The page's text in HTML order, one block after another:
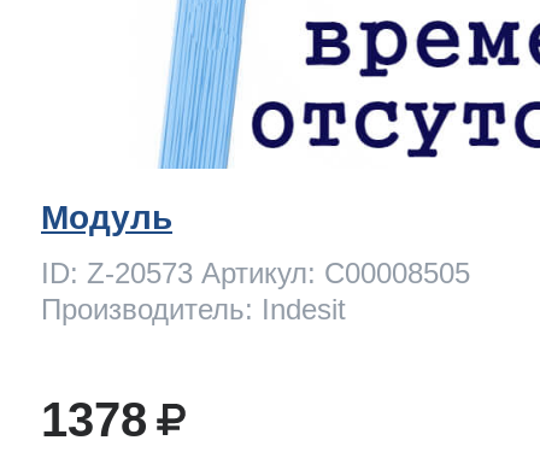
Модуль
ID: Z-20573 Артикул: C00008505
Производитель: Indesit
1378